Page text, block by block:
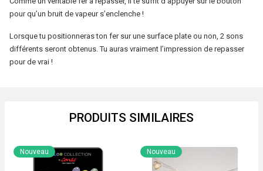
pour qu’un bruit de vapeur s’enclenche !
Lorsque tu positionneras ton fer sur une surface plate ou non, 2 sons
différents seront obtenus. Tu auras vraiment l’impression de repasser
pour de vrai !
PRODUITS SIMILAIRES
Nouveau Nouveau